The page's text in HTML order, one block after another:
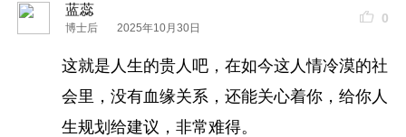
蓝蕊
博士后 2025年10月30日
0
这就是人生的贵人吧，在如今这人情冷漠的社
会里，没有血缘关系，还能关心着你，给你人
生规划给建议，非常难得。